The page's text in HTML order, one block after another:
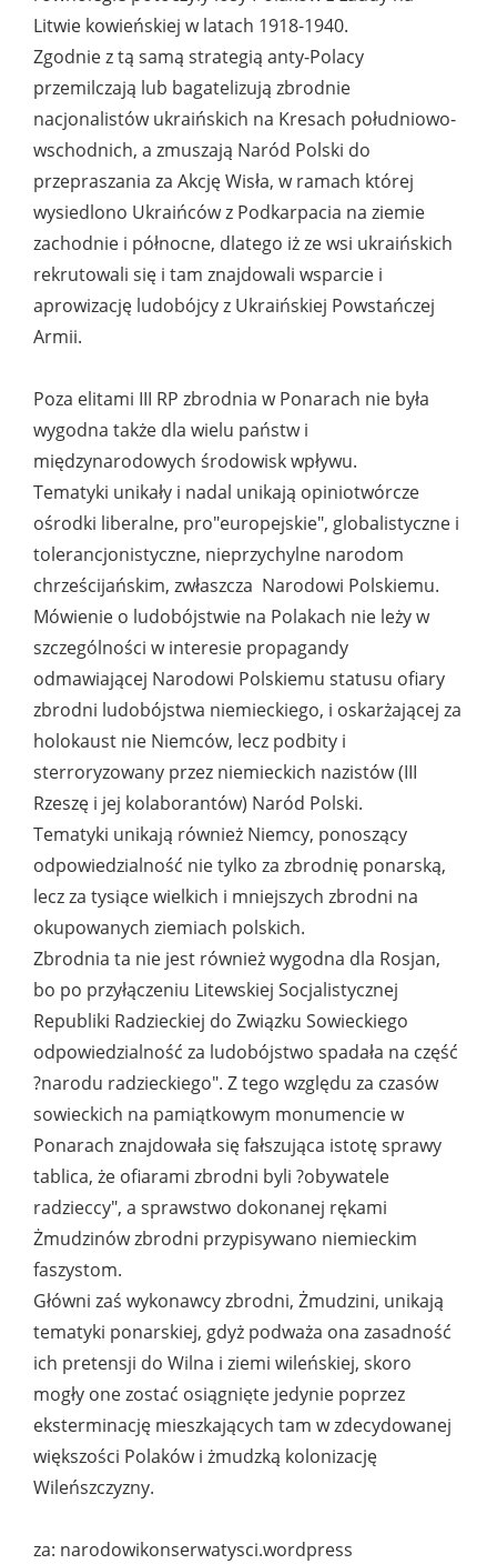
Litwie kowieńskiej w latach 1918-1940.
Zgodnie z tą samą strategią anty-Polacy
przemilczają lub bagatelizują zbrodnie
nacjonalistów ukraińskich na Kresach południowo-
wschodnich, a zmuszają Naród Polski do
przepraszania za Akcję Wisła, w ramach której
wysiedlono Ukraińców z Podkarpacia na ziemie
zachodnie i północne, dlatego iż ze wsi ukraińskich
rekrutowali się i tam znajdowali wsparcie i
aprowizację ludobójcy z Ukraińskiej Powstańczej
Armii.
Poza elitami III RP zbrodnia w Ponarach nie była
wygodna także dla wielu państw i
międzynarodowych środowisk wpływu.
Tematyki unikały i nadal unikają opiniotwórcze
ośrodki liberalne, pro"europejskie", globalistyczne i
tolerancjonistyczne, nieprzychylne narodom
chrześcijańskim, zwłaszcza Narodowi Polskiemu.
Mówienie o ludobójstwie na Polakach nie leży w
szczególności w interesie propagandy
odmawiającej Narodowi Polskiemu statusu ofiary
zbrodni ludobójstwa niemieckiego, i oskarżającej za
holokaust nie Niemców, lecz podbity i
sterroryzowany przez niemieckich nazistów (III
Rzeszę i jej kolaborantów) Naród Polski.
Tematyki unikają również Niemcy, ponoszący
odpowiedzialność nie tylko za zbrodnię ponarską,
lecz za tysiące wielkich i mniejszych zbrodni na
okupowanych ziemiach polskich.
Zbrodnia ta nie jest również wygodna dla Rosjan,
bo po przyłączeniu Litewskiej Socjalistycznej
Republiki Radzieckiej do Związku Sowieckiego
odpowiedzialność za ludobójstwo spadała na część
?narodu radzieckiego". Z tego względu za czasów
sowieckich na pamiątkowym monumencie w
Ponarach znajdowała się fałszująca istotę sprawy
tablica, że ofiarami zbrodni byli ?obywatele
radzieccy", a sprawstwo dokonanej rękami
Żmudzinów zbrodni przypisywano niemieckim
faszystom.
Główni zaś wykonawcy zbrodni, Żmudzini, unikają
tematyki ponarskiej, gdyż podważa ona zasadność
ich pretensji do Wilna i ziemi wileńskiej, skoro
mogły one zostać osiągnięte jedynie poprzez
eksterminację mieszkających tam w zdecydowanej
większości Polaków i żmudzką kolonizację
Wileńszczyzny.
za: narodowikonserwatysci.wordpress